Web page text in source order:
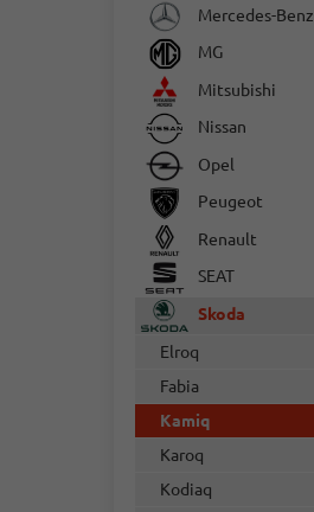
Mercedes-Benz
MG
Mitsubishi
Nissan
Opel
Peugeot
Renault
SEAT
Skoda
Elroq
Fabia
Kamiq
Karoq
Kodiaq